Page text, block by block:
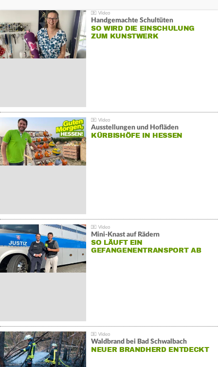
Handgemachte Schultüten
SO WIRD DIE EINSCHULUNG
ZUM KUNSTWERK
Ausstellungen und Hofläden
KÜRBISHÖFE IN HESSEN
Mini-Knast auf Rädern
SO LÄUFT EIN
GEFANGENENTRANSPORT AB
Waldbrand bei Bad Schwalbach
NEUER BRANDHERD ENTDECKT